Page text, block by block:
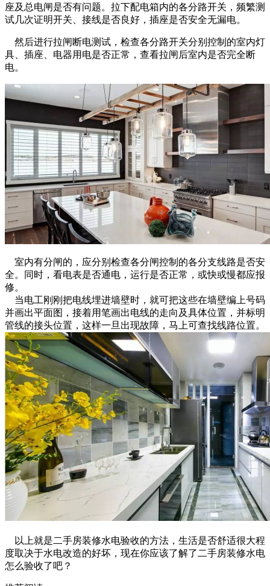
座及总电闸是否有问题。拉下配电箱内的各分路开关，频繁测
试几次证明开关、接线是否良好，插座是否安全无漏电。
然后进行拉闸断电测试，检查各分路开关分别控制的室内灯
具、插座、电器用电是否正常，查看拉闸后室内是否完全断
电。
室内有分闸的，应分别检查各分闸控制的各分支线路是否安
全。同时，看电表是否通电，运行是否正常，或快或慢都应报
修。
当电工刚刚把电线埋进墙壁时，就可把这些在墙壁编上号码
并画出平面图，接着用笔画出电线的走向及具体位置，并标明
管线的接头位置，这样一旦出现故障，马上可查找线路位置。
以上就是二手房装修水电验收的方法，生活是否舒适很大程
度取决于水电改造的好坏，现在你应该了解了二手房装修水电
怎么验收了吧？